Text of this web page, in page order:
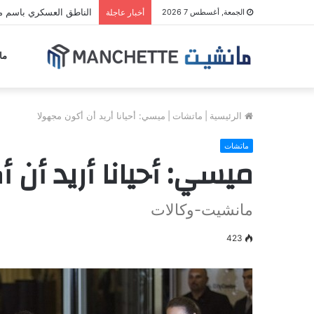
الجمعة, أغسطس 7 2026 أخبار عاجلة الناطق العسكري باسم
الرئيسية ماتشات ميسي: أحيانا أريد أن أكون مجهولا
ماتشات
ميسي: أحيانا أريد
مانشيت-وكالات
423